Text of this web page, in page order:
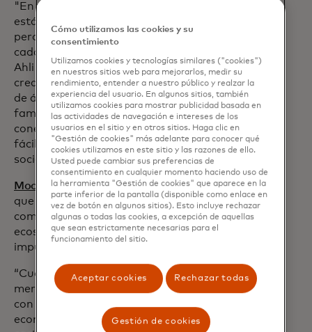
"En todo el Medio Oriente, las personas
están unidas por el idioma y la cultura,
pero enviar pagos transfronterizos es
cada vez más difícil", dice CINO Jordan
Ahli Bank y a cargo de Qawn. Estamos
creando un futuro en el que 450 millones
de árabes puedan mantener a sus
familias, hacer crecer sus negocios y
conectarse financieramente tan
fácilmente como nos conectamos
socialmente".
MoovnPayestá redefiniendo la forma en
que las personas se mueven, pagan y
compran en línea a través de un
ecosistema de plataformas sin fisuras,
impulsado por Moovn Technologies.
“Cuando expandimos MOOVN a los
mercados africanos, nos encontramos
con un desafío importante al operar en
economías donde el efectivo dominaba
Cómo utilizamos las cookies y su
consentimiento
Utilizamos cookies y tecnologías similares ("cookies")
en nuestros sitios web para mejorarlos, medir su
rendimiento, entender a nuestro público y realzar la
experiencia del usuario. En algunos sitios, también
utilizamos cookies para mostrar publicidad basada en
las actividades de navegación e intereses de los
usuarios en el sitio y en otros sitios. Haga clic en
"Gestión de cookies" más adelante para conocer qué
cookies utilizamos en este sitio y las razones de ello.
Usted puede cambiar sus preferencias de
consentimiento en cualquier momento haciendo uso de
la herramienta "Gestión de cookies" que aparece en la
parte inferior de la pantalla (disponible como enlace en
vez de botón en algunos sitios). Esto incluye rechazar
algunas o todas las cookies, a excepción de aquellas
que sean estrictamente necesarias para el
funcionamiento del sitio.
Aceptar cookies Rechazar todas
Gestión de cookies